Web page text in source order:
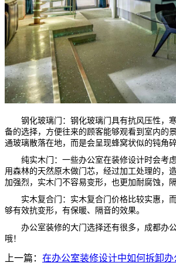
钢化玻璃门：钢化玻璃门具有抗风压性，
备的选择，方便往来的顾客能够观看到室内的
通玻璃散落在地，而是会呈现蜂窝状似的钝角
纯实木门：一些办公室在装修设计时会考
用森林的天然原木做门芯，经过加工处理的，
加强烈，实木门不容易变形，也更加耐腐蚀，
实木复合门：实木复合门价格比较实惠，
够有效抗变形，有保暖、隔音的效果。
办公室装修的大门选择还有很多，成都办
哦！
上一篇： 在办公室装修设计中如何拆卸